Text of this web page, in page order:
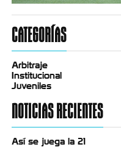
CATEGORÍAS
Arbitraje
Institucional
Juveniles
NOTICIAS RECIENTES
Así se juega la 21